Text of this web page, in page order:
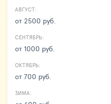
АВГУСТ:
от 2500 руб.
СЕНТЯБРЬ:
от 1000 руб.
ОКТЯБРЬ:
от 700 руб.
ЗИМА: